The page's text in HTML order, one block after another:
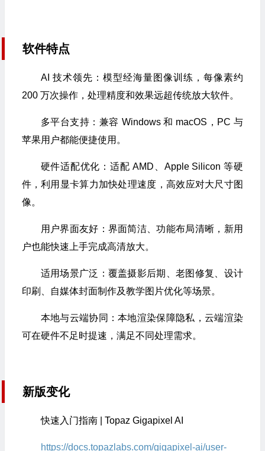
软件特点
AI 技术领先：模型经海量图像训练，每像素约
200 万次操作，处理精度和效果远超传统放大软件。​
多平台支持：兼容 Windows 和 macOS，PC 与
苹果用户都能便捷使用。​
硬件适配优化：适配 AMD、Apple Silicon 等硬
件，利用显卡算力加快处理速度，高效应对大尺寸图
像。​
用户界面友好：界面简洁、功能布局清晰，新用
户也能快速上手完成高清放大。​
适用场景广泛：覆盖摄影后期、老图修复、设计
印刷、自媒体封面制作及教学图片优化等场景。​
本地与云端协同：本地渲染保障隐私，云端渲染
可在硬件不足时提速，满足不同处理需求。
新版变化
快速入门指南 | Topaz Gigapixel AI
https://docs.topazlabs.com/gigapixel-ai/user-